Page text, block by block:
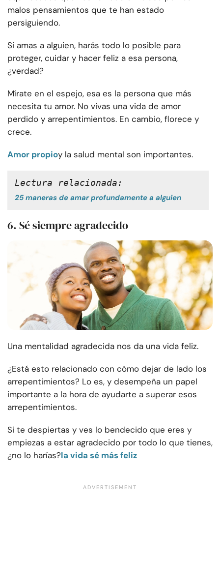
malos pensamientos que te han estado
persiguiendo.
Si amas a alguien, harás todo lo posible para
proteger, cuidar y hacer feliz a esa persona,
¿verdad?
Mírate en el espejo, esa es la persona que más
necesita tu amor. No vivas una vida de amor
perdido y arrepentimientos. En cambio, florece y
crece.
Amor propioy la salud mental son importantes.
Lectura relacionada:
25 maneras de amar profundamente a alguien
6. Sé siempre agradecido
Una mentalidad agradecida nos da una vida feliz.
¿Está esto relacionado con cómo dejar de lado los
arrepentimientos? Lo es, y desempeña un papel
importante a la hora de ayudarte a superar esos
arrepentimientos.
Si te despiertas y ves lo bendecido que eres y
empiezas a estar agradecido por todo lo que tienes,
¿no lo harías?la vida sé más feliz